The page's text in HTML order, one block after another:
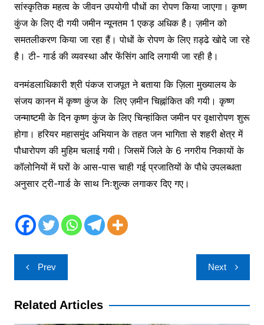
सांस्कृतिक महत्व के जीवन उपयोगी पौधों का रोपण किया जाएगा। कृष्ण
कुंज के लिए दी गयी जमीन न्यूनतम 1 एकड़ अधिक है। ज़मीन को
समतलीकरण किया जा रहा हैं। पोधों के रोपण के लिए ग़ड्ढे खोदे जा रहे
है। टी- गार्ड की व्यवस्था और फेंसिंग आदि लगायी जा रही है।
वनमंडलाधिकारी श्री पंकज राजपूत ने बताया कि ज़िला मुख्यालय के
संजय कानन में कृष्ण कुंज के लिए ज़मीन चिह्नांकित की गयी। कृष्ण
जन्माष्टमी के दिन कृष्ण कुंज के लिए चिन्हांकित जमीन पर वृक्षारोपण शुरू
होगा। हरियर महासमुंद अभियान के तहत जन भागिता से शहरी क्षेत्र में
पौधारोपण की मुहिम चलाई गयी। जिसमें जिले के 6 नगरीय निकायों के
कॉलोनियों में घरों के आस-पास चाही गई प्रजातियों के पौधे उपलब्धता
अनुसार ट्री-गार्ड के साथ निःशुल्क लगाकर दिए गए।
Post
navigation
Prev Next
Related Articles